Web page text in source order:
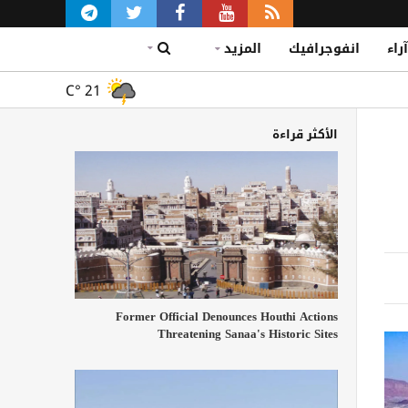
آراء انفوجرافيك المزيد
C° 21
الأكثر قراءة
Former Official Denounces Houthi Actions
Threatening Sanaa's Historic Sites